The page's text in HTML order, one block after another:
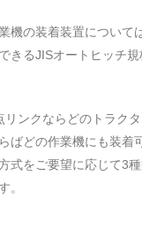
機の装着装置について
きるJISオートヒッチ規
リンクならどのトラク
ばどの作業機にも装着
式をご要望に応じて3
。